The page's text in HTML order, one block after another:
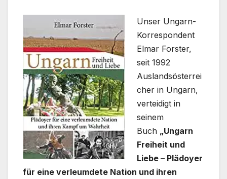
Unser Ungarn-
Korrespondent
Elmar Forster,
seit 1992
Auslandsösterrei
cher in Ungarn,
verteidigt in
seinem
Buch „Ungarn
Freiheit und
Liebe – Plädoyer
für eine verleumdete Nation und ihren